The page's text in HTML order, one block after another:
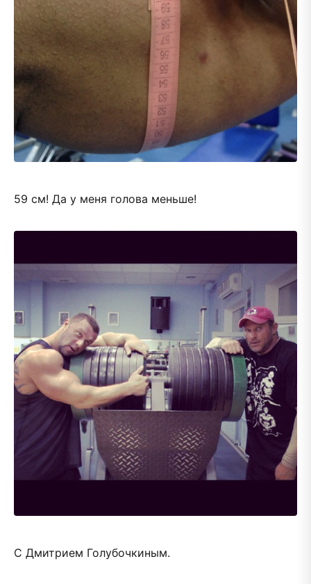
59 см! Да у меня голова меньше!
С Дмитрием Голубочкиным.